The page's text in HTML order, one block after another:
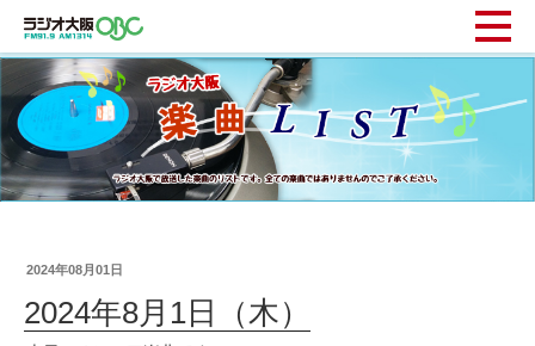
2024年08月01日
2024年8月1日（木）